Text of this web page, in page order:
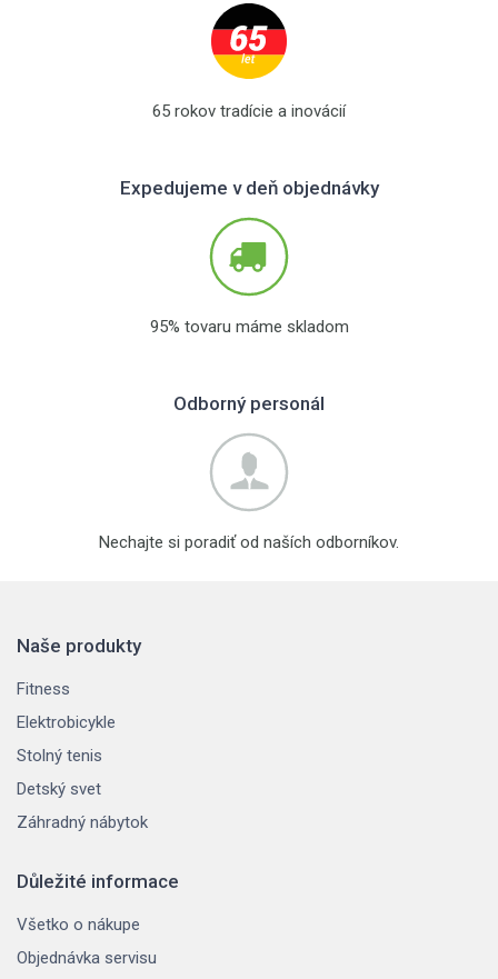
65 rokov tradície a inovácií
Expedujeme v deň objednávky
95% tovaru máme skladom
Odborný personál
Nechajte si poradiť od naších odborníkov.
Naše produkty
Fitness
Elektrobicykle
Stolný tenis
Detský svet
Záhradný nábytok
Důležité informace
Všetko o nákupe
Objednávka servisu